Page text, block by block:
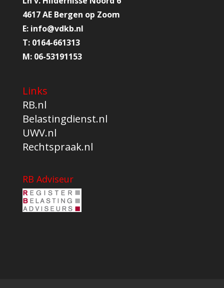
4617 AE Bergen op Zoom
E: info@vdkb.nl
T: 0164-661313
M: 06-53191153
Links
RB.nl
Belastingdienst.nl
UWV.nl
Rechtspraak.nl
RB Adviseur